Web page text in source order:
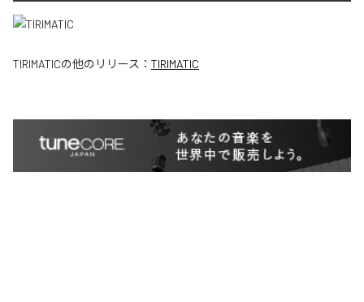
TIRIMATICの他のリリース： TIRIMATIC